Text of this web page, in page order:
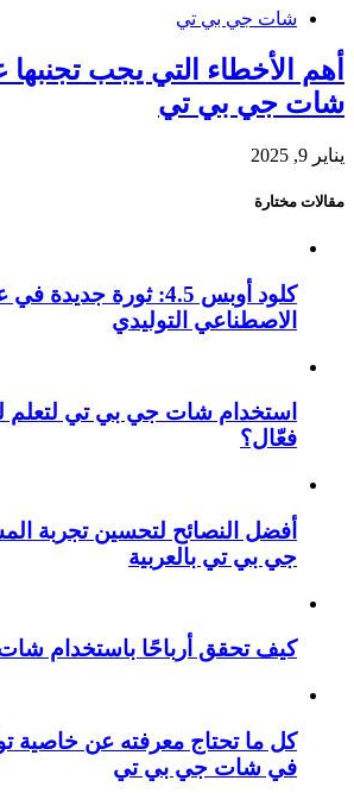
شات جي بي تي
أهم الأخطاء التي يجب
شات جي بي تي
يناير 9, 2025
مقالات مختارة
كلود أوبس 4.5: ثورة
الاصطناعي التوليدي
استخدام شات جي بي تي لتعلم
فعّال؟
أفضل النصائح لتحسين تجربة
جي بي تي بالعربية
كيف تحقق أرباحًا باستخدام
كل ما تحتاج معرفته عن خاصية
في شات جي بي تي